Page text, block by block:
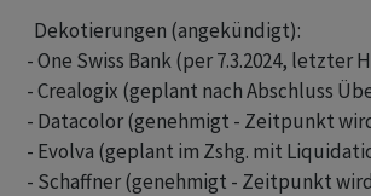
  Dekotierungen (angekündigt):
- One Swiss Bank (per 7.3.2024, letzter
- Crealogix (geplant nach Abschluss
- Datacolor (genehmigt - Zeitpunkt
- Evolva (geplant im Zshg. mit
- Schaffner (genehmigt - Zeitpunkt